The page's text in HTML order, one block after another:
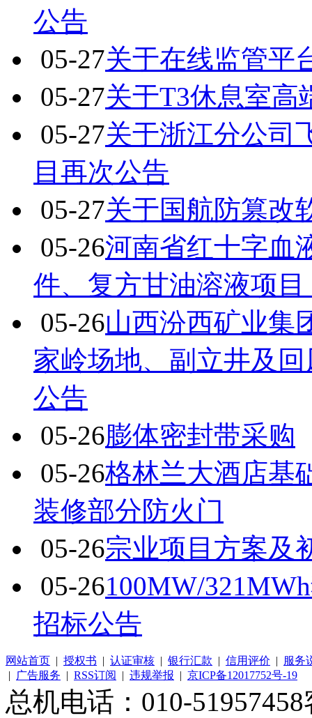
公告
05-27关于在线监管平
05-27关于T3休息室高
05-27关于浙江分公司
目再次公告
05-27关于国航防篡改
05-26河南省红十字血
件、复方甘油溶液项
05-26山西汾西矿业集
家岭场地、副立井及
公告
05-26膨体密封带采购
05-26格林兰大酒店基
装修部分防火门
05-26宗业项目方案及
05-26100MW/
招标公告
网站首页 | 授权书 | 认证审核 | 银行汇款 | 信用评价 |
服务
|
广告服务 | RSS订阅 | 违规举报 | 京ICP备12017752号-19
总机电话：010-